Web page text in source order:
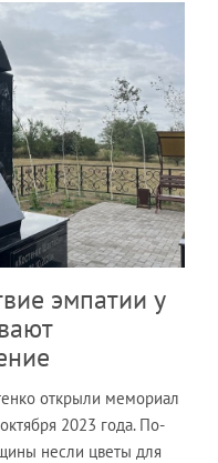
эмпатии у
открыли мемориал
2023 года. По-
несли цветы для